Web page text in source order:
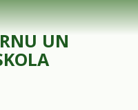
UN